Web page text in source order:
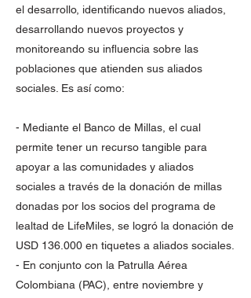
el desarrollo, identificando nuevos aliados,
desarrollando nuevos proyectos y
monitoreando su influencia sobre las
poblaciones que atienden sus aliados
sociales. Es así como:
- Mediante el Banco de Millas, el cual
permite tener un recurso tangible para
apoyar a las comunidades y aliados
sociales a través de la donación de millas
donadas por los socios del programa de
lealtad de LifeMiles, se logró la donación de
USD 136.000 en tiquetes a aliados sociales.
- En conjunto con la Patrulla Aérea
Colombiana (PAC), entre noviembre y